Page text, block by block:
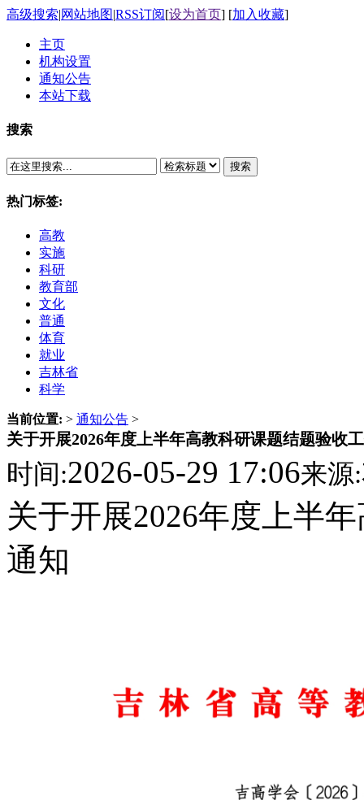
高级搜索|网站地图|RSS订阅[设为首页] [加入收藏]
主页
机构设置
通知公告
本站下载
搜索
搜索
热门标签:
高教
实施
科研
教育部
文化
普通
体育
就业
吉林省
科学
当前位置: > 通知公告 >
关于开展2026年度上半年高教科研课题结题验收
时间:2026-05-29 17:06来源:
关于开展2026年度上半
通知